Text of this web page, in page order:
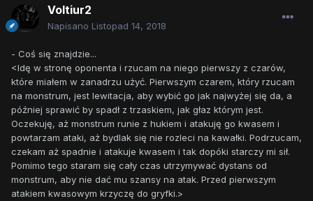
Voltiur2
Napisano Listopad 14, 2018
- Coś się znajdzie...
<Idę w stronę oponenta i rzucam na niego pierwszy z czarów,
które miałem w zanadrzu użyć. Pierwszym czarem, który rzucam
na monstrum, jest lewitacja, aby wybić go jak najwyżej się da, a
później sprawić by spadł z trzaskiem, jak głaz którym jest.
Oczekuję, aż monstrum runie z hukiem i atakuję go kwasem i
powtarzam ataki, aż bydlak się nie rozleci na kawałki. Podrzucam,
czekam aż spadnie i atakuje kwasem i tak dopóki starczy mi sił.
Pomimo tego staram się cały czas utrzymywać dystans od
monstrum, aby nie dać mu szansy na atak. Przed pierwszym
atakiem kwasowym krzyczę do gryfki.>